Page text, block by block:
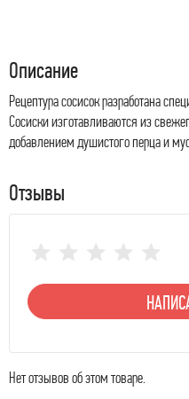
Описание
Рецептура сосисок разработана
Сосиски изготавливаются из
добавлением душистого перца и
Отзывы
Нет отзывов об этом товаре.